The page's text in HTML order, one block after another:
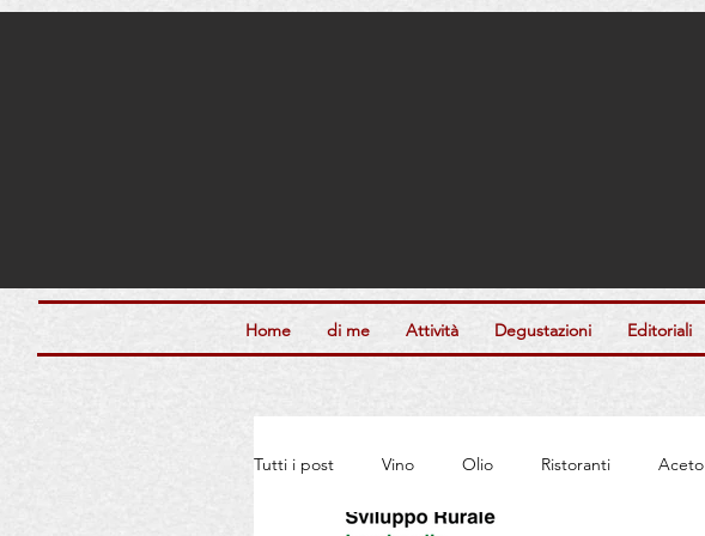
Home di me Attività Degustazioni Editoriali
Tutti i post Vino Olio Ristoranti Aceto